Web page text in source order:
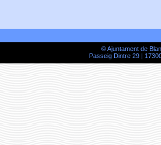
© Ajuntament de
Passeig Dintre 29 |